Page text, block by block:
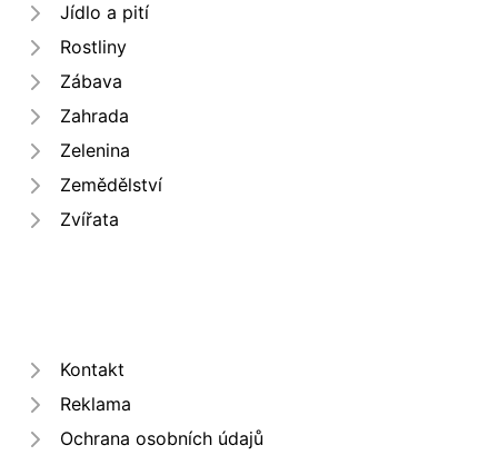
Jídlo a pití
Rostliny
Zábava
Zahrada
Zelenina
Zemědělství
Zvířata
Kontakt
Reklama
Ochrana osobních údajů